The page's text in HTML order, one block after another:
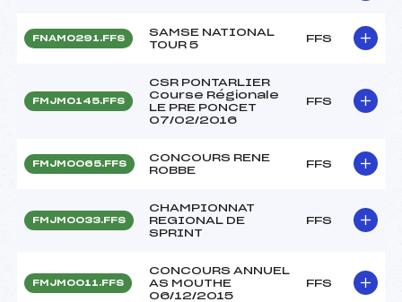
FNAM0291.FFS
SAMSE NATIONAL
TOUR 5
FFS
FMJM0145.FFS
CSR PONTARLIER
Course Régionale
LE PRE PONCET
07/02/2016
FFS
FMJM0065.FFS
CONCOURS RENE
ROBBE
FFS
FMJM0033.FFS
CHAMPIONNAT
REGIONAL DE
SPRINT
FFS
FMJM0011.FFS
CONCOURS ANNUEL
AS MOUTHE
06/12/2015
FFS